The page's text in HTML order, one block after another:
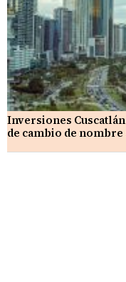
Inversiones
de cambio de nombre